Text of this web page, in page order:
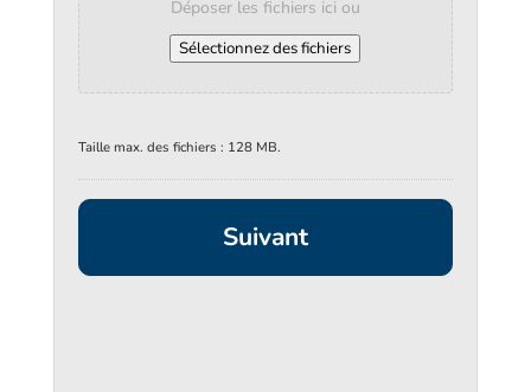
Déposer les fichiers ici ou
Sélectionnez des fichiers
Taille max. des fichiers : 128 MB.